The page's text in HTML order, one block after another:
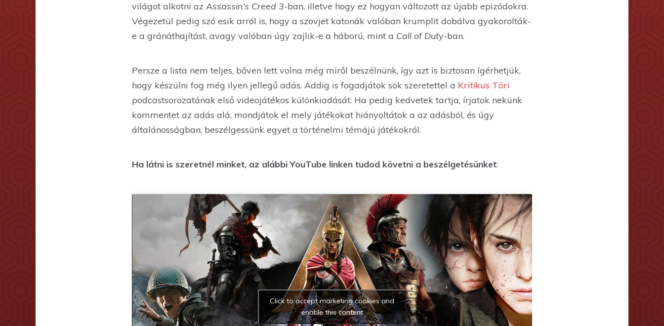
világot alkotni az Assassin’s Creed 3-ban, illetve hogy ez hogyan változott az újabb epizódokra.
Végezetül pedig szó esik arról is, hogy a szovjet katonák valóban krumplit dobálva gyakorolták-
e a gránáthajítást, avagy valóban úgy zajlik-e a háború, mint a Call of Duty-ban.
Persze a lista nem teljes, bőven lett volna még miről beszélnünk, így azt is biztosan ígérhetjük,
hogy készülni fog még ilyen jellegű adás. Addig is fogadjátok sok szeretettel a Kritikus Töri
podcastsorozatának első videojátékos különkiadását. Ha pedig kedvetek tartja, írjatok nekünk
kommentet az adás alá, mondjátok el mely játékokat hiányoltátok a az adásból, és úgy
általánosságban, beszélgessünk egyet a történelmi témájú játékokról.
Ha látni is szeretnél minket, az alábbi YouTube linken tudod követni a beszélgetésünket:
Click to accept marketing cookies and
enable this content